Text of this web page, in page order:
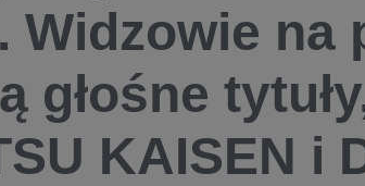
Widzowie na
głośne
KAISEN i